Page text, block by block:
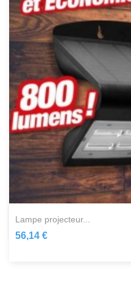
lampe projecteur...
56,14 €